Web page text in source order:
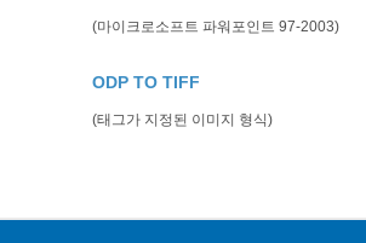
(마이크로소프트 파워포인트 97-2003)
ODP TO TIFF
(태그가 지정된 이미지 형식)